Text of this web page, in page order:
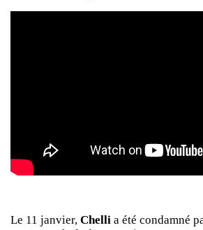
Le 11 janvier, Chelli a été condamné